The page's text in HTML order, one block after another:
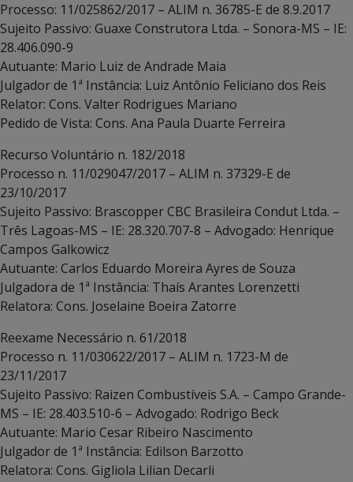
Processo: 11/025862/2017 – ALIM n. 36785-E de 8.9.2017
Sujeito Passivo: Guaxe Construtora Ltda. – Sonora-MS – IE:
28.406.090-9
Autuante: Mario Luiz de Andrade Maia
Julgador de 1ª Instância: Luiz Antônio Feliciano dos Reis
Relator: Cons. Valter Rodrigues Mariano
Pedido de Vista: Cons. Ana Paula Duarte Ferreira
Recurso Voluntário n. 182/2018
Processo n. 11/029047/2017 – ALIM n. 37329-E de
23/10/2017
Sujeito Passivo: Brascopper CBC Brasileira Condut Ltda. –
Três Lagoas-MS – IE: 28.320.707-8 – Advogado: Henrique
Campos Galkowicz
Autuante: Carlos Eduardo Moreira Ayres de Souza
Julgadora de 1ª Instância: Thaís Arantes Lorenzetti
Relatora: Cons. Joselaine Boeira Zatorre
Reexame Necessário n. 61/2018
Processo n. 11/030622/2017 – ALIM n. 1723-M de
23/11/2017
Sujeito Passivo: Raizen Combustíveis S.A. – Campo Grande-
MS – IE: 28.403.510-6 – Advogado: Rodrigo Beck
Autuante: Mario Cesar Ribeiro Nascimento
Julgador de 1ª Instância: Edilson Barzotto
Relatora: Cons. Gigliola Lilian Decarli